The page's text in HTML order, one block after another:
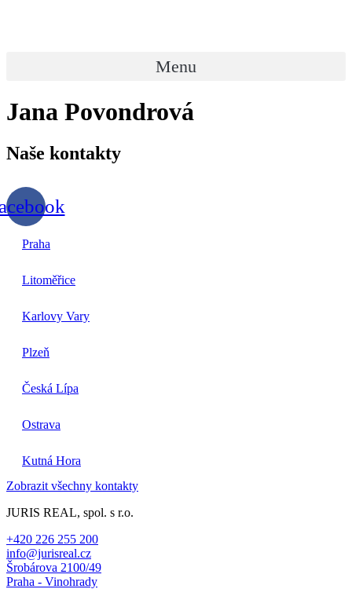
Menu
Jana Povondrová
Naše kontakty
Praha
Litoměřice
Karlovy Vary
Plzeň
Česká Lípa
Ostrava
Kutná Hora
Zobrazit všechny kontakty
JURIS REAL, spol. s r.o.
+420 226 255 200
info@jurisreal.cz
Šrobárova 2100/49
Praha - Vinohrady